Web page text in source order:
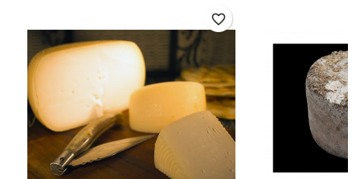
favorite_border